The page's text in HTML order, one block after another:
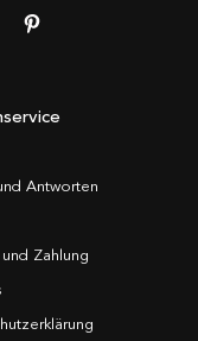
Antworten
Zahlung